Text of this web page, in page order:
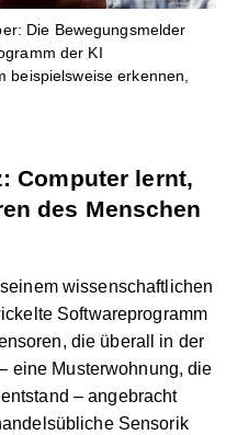
Die Bewegungsmelder
der KI
beispielsweise erkennen,
Computer lernt,
des Menschen
wissenschaftlichen
Softwareprogramm
die überall in der
eine Musterwohnung, die
– angebracht
Sensorik